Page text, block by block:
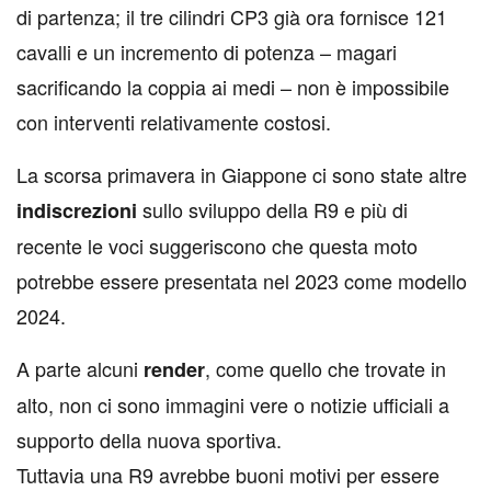
di partenza; il tre cilindri CP3 già ora fornisce 121
cavalli e un incremento di potenza – magari
sacrificando la coppia ai medi – non è impossibile
con interventi relativamente costosi.
La scorsa primavera in Giappone ci sono state altre
indiscrezioni sullo sviluppo della R9 e più di
recente le voci suggeriscono che questa moto
potrebbe essere presentata nel 2023 come modello
2024.
A parte alcuni render, come quello che trovate in
alto, non ci sono immagini vere o notizie ufficiali a
supporto della nuova sportiva.
Tuttavia una R9 avrebbe buoni motivi per essere